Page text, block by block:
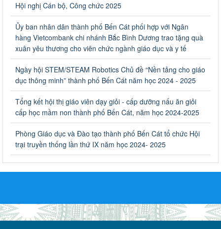
bổng, hỗ trợ của Chương trình "Tiếp sức đến trường" năm
học 2023-2024
Về việc thống kê, lập danh sách đề xuất học sinh nhận học bổng,
hỗ trợ của Chương trình "Tiếp sức đến trường" năm học 2023-
2024
Triển khai Kế hoạch Triển khai các hoạt động hưởng ứng
phong trào vệ sinh yêu nước nâng cao sức khỏe nhân dân
năm 2023
Triển khai Kế hoạch Triển khai các hoạt động hưởng ứng phong
trào vệ sinh yêu nước nâng cao sức khỏe nhân dân năm 2023
Ngày ban hành: 10/08/2023
Khẩn trương triển khai các biện pháp tăng cường công tác
trường mẫu giáo, trường tiểu học
Ngày ban hành: 02/08/2023
Hội nghị Cán bộ, Công chức 2025
Ủy ban nhân dân thành phố Bến Cát phối hợp với Ngân
hàng Vietcombank chi nhánh Bắc Bình Dương trao tặng quà
xuân yêu thương cho viên chức ngành giáo dục và y tế
Ngày hội STEM/STEAM Robotics Chủ đề “Nền tảng cho giáo
dục thông minh” thành phố Bến Cát năm học 2024 - 2025
Tổng kết hội thị giáo viên dạy giỏi - cấp dưỡng nấu ăn giỏi
cấp học mầm non thành phố Bến Cát, năm học 2024-2025
Phòng Giáo dục và Đào tạo thành phố Bến Cát tổ chức Hội
trại truyền thống lần thứ IX năm học 2024- 2025